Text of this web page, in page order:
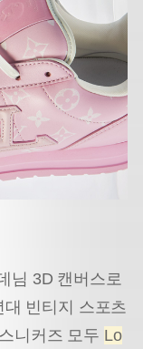
님 3D 캔버스로
빈티지 스포츠
니커즈 모두 Lo